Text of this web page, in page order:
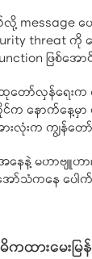
ပေး
threat ကို
ဖြစ်အော
တော်လှန်ရေးက
နောက်နေ့မှာ
အားလုံးက ကျွန်
နေနဲ့ မဟာဗျူဟ
ာ်သံကနေ ပေ
ကထားမေးမ